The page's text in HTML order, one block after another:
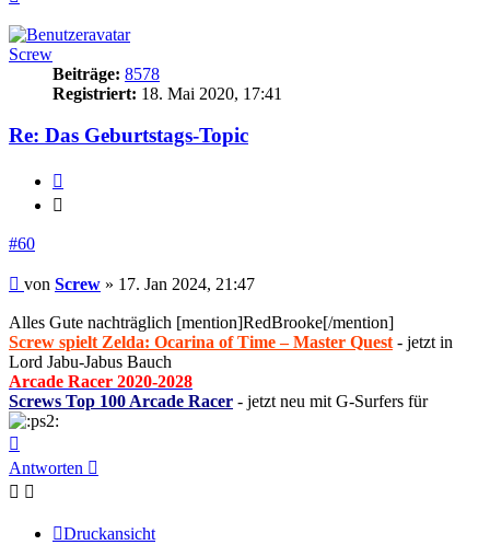
Screw
Beiträge: 8578
Registriert: 18. Mai 2020, 17:41
Re: Das Geburtstags-Topic
#60
Beitrag
von Screw » 17. Jan 2024, 21:47
Alles Gute nachträglich [mention]RedBrooke[/mention]
Screw spielt Zelda: Ocarina of Time – Master Quest - jetzt in
Lord Jabu-Jabus Bauch
Arcade Racer 2020-2028
Screws Top 100 Arcade Racer - jetzt neu mit G-Surfers für
oben
Antworten
Druckansicht